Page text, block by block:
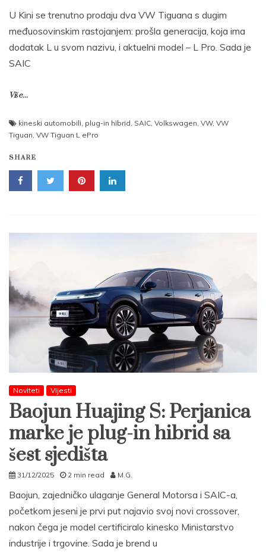
U Kini se trenutno prodaju dva VW Tiguana s dugim
međuosovinskim rastojanjem: prošla generacija, koja ima
dodatak L u svom nazivu, i aktuelni model – L Pro. Sada je
SAIC
Više...
kineski automobili plug-in hibrid SAIC Volkswagen VW, VW
Tiguan VW Tiguan L ePro
SHARE
Noviteti Vijesti
Baojun Huajing S: Perjanica
marke je plug-in hibrid sa
šest sjedišta
31/12/2025 2 min read M.G.
Baojun, zajedničko ulaganje General Motorsa i SAIC-a,
početkom jeseni je prvi put najavio svoj novi crossover,
nakon čega je model certificiralo kinesko Ministarstvo
industrije i trgovine. Sada je brend u